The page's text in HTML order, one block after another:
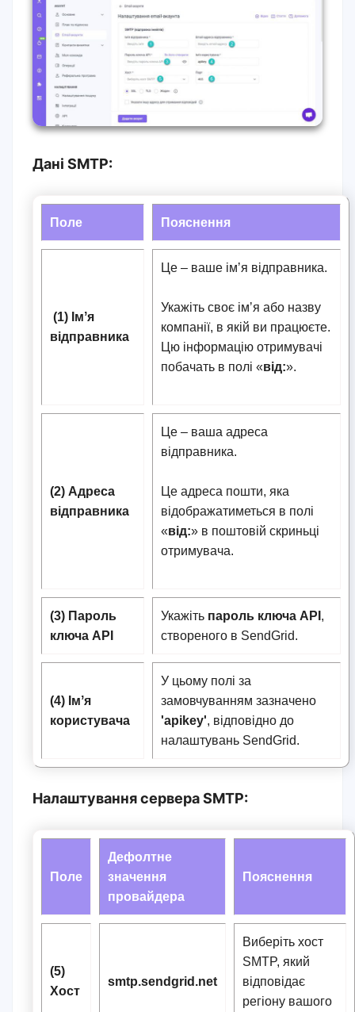
Дані SMTP:
Поле Пояснення
(1) Імʼя
відправника
Це – ваше імʼя відправника.
Укажіть своє імʼя або назву
компанії, в якій ви працюєте.
Цю інформацію отримувачі
побачать в полі «від:».
(2) Адреса
відправника
Це – ваша адреса
відправника.
Це адреса пошти, яка
відображатиметься в полі
«від:» в поштовій скриньці
отримувача.
(3) Пароль
ключа API
Укажіть пароль ключа API,
створеного в SendGrid.
(4) Імʼя
користувача
У цьому полі за
замовчуванням зазначено
'apikey', відповідно до
налаштувань SendGrid.
Налаштування сервера SMTP:
Поле
Дефолтне
значення
провайдера
Пояснення
(5)
Хост
smtp.sendgrid.net
Виберіть хост
SMTP, який
відповідає
регіону вашого